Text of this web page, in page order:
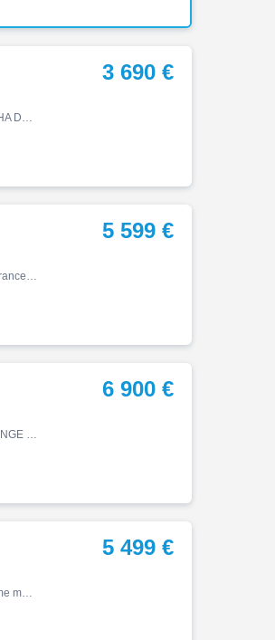
Xv, 06/1997, 24372 km, Essence, 650cm³, Couleur gris, 3690 € Equipements : YAMAHA DRAGSTAR 650 Garantie 3 mois Mise en circulation : 30/06/1997 Kilométrage : 24372 Couleur :gris Entretien à jour> grosse entretien fait le 24/07/2026 par nos soins Equipements inclus : - sissy bar …
3 690 €
Xv, 03/2016, 6000 km, Essence, 950cm³, 5599 € Equipements : Entretient à jour Assurance sur place,Démarches administratives sur place,Essai sur rendez-vous,Extension de garantie possible,Financement & Assurance possibles ,Financement possible,Gravage possible,Prix hors frais d'i…
5 599 €
Xv, 10150 km, Essence, 942cm³, Couleur noir, 6900 € PAS DE REPRISE - NI D'ECHANGE Historique et entretien Cet exemplaire de 2019, affichant à peine plus de 10 000 km, a été soigneusement personnalisé pour affirmer son esprit "Bobber" : support de plaque déporté et superbe l…
6 900 €
Xv, 07/2003, 3822 km, Essence, 1100cm³, 5499 € Equipements : BENATI MOTOS 2ème meilleur concessionnaire YAMAHA France vous propose une magnifique YAMAHA Modèle : XV 1100 DRAGSTAR Cylindrée : 1100cc Mise en circulation : 16/07/2003 Prix : 5499 EUR Immatriculation : AK-978-HX Kilo…
5 499 €